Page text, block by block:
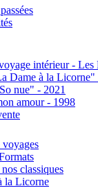
intérieur - Les
Dame à la Licorne"
nue" - 2021
amour - 1998
voyages
classiques
la Licorne